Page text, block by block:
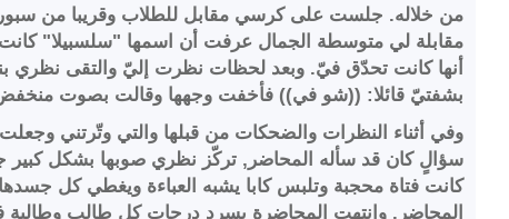
من خلاله. جلست على كرسي مقابل للطلاب وقريبا من
مقابلة لي متوسطة الجمال عرفت أن اسمها "سلسبيلا"
أنها كانت تحدّق فيّ. وبعد لحظات نظرت إليّ والتقى
بشفتيّ قائلا: ((شو في)) فأخفت وجهها وقالت بصوت منخفض
وفي أثناء النظرات والضحكات من قبلها والتي وتّرتني
سؤالٍ كان قد سأله المحاضر, تركّز نظري صوبها بشكل كبير
كانت فتاة محجبة وتلبس كابا يشبه العباءة ويغطي كل جسدها,
المحاضر. وانتهت المحاضرة بسرد درجات كل طالب وطالبة